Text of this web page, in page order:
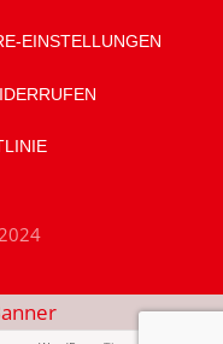
EINSTELLUNGEN